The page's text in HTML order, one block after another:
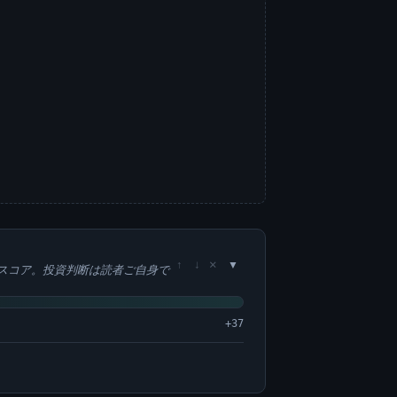
コア。投資判断は読者ご自身で ↑ ↓ ×
+37